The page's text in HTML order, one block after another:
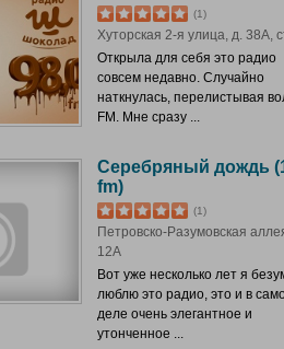
(1)
Хуторская 2-я улица, д. 38А,
Открыла для себя это радио
совсем недавно. Случайно
наткнулась, перелистывая
FM. Мне сразу ...
Серебряный дождь
fm)
(1)
Петровско-Разумовская
12А
Вот уже несколько лет я
люблю это радио, это и в
деле очень элегантное и
утонченное ...